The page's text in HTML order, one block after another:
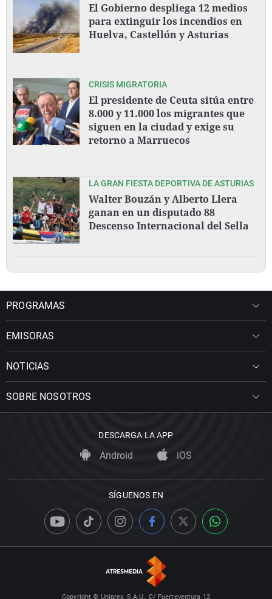
El Gobierno despliega 12 medios
para extinguir los incendios en
Huelva, Castellón y Asturias
CRISIS MIGRATORIA
El presidente de Ceuta sitúa entre
8.000 y 11.000 los migrantes que
siguen en la ciudad y exige su
retorno a Marruecos
LA GRAN FIESTA DEPORTIVA DE ASTURIAS
Walter Bouzán y Alberto Llera
ganan en un disputado 88
Descenso Internacional del Sella
PROGRAMAS
EMISORAS
NOTICIAS
SOBRE NOSOTROS
DESCARGA LA APP
Android iOS
SÍGUENOS EN
Copyright © Uniprex, S.A.U., C/ Fuerteventura 12